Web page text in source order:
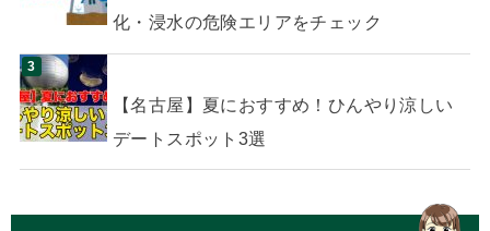
化・浸水の危険エリアをチェック
【名古屋】夏におすすめ！ひんやり涼しい
デートスポット3選